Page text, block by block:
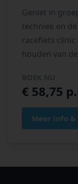
Geniet in
techniek en
racefiets
houden van
€ 58,75
Meer info &